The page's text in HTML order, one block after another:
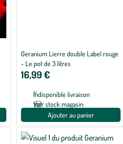
Geranium Lierre double Label rouge
- Le pot de 3 litres
16,99 €
Indisponible livraison
Voir stock magasin
Ajouter au panier